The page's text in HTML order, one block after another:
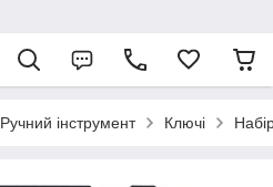
Ручний інструмент Ключі